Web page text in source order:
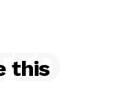
this